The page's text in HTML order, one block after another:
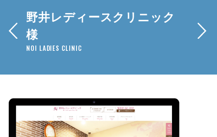
野井レディースクリニック
様
NOI LADIES CLINIC